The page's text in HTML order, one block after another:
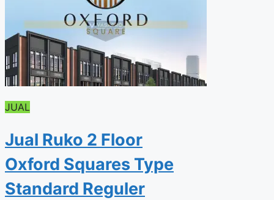
JUAL
Jual Ruko 2 Floor
Oxford Squares Type
Standard Reguler